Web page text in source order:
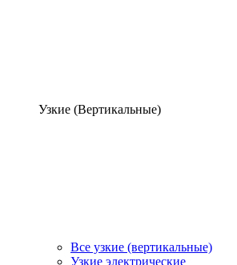
Узкие (Вертикальные)
Все узкие (вертикальные)
Узкие электрические